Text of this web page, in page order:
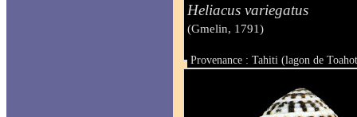
Heliacus variegatus
(Gmelin, 1791)
Provenance : Tahiti (lagon de
Taille : 14 & 14.5 mm